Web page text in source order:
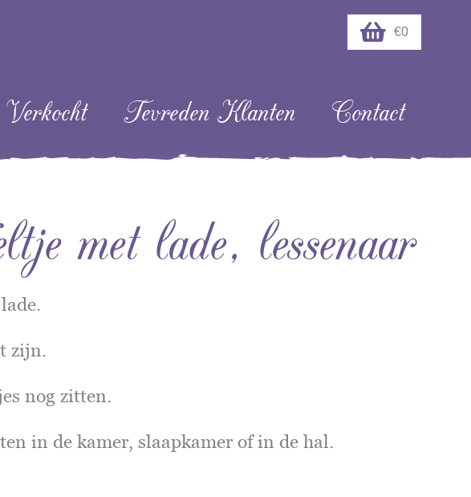
€0
Verkocht Tevreden Klanten Contact
met lade, lessenaar
zijn.
nog zitten.
in de kamer, slaapkamer of in de hal.